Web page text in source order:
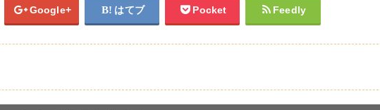
Google+ はてブ Pocket Feedly